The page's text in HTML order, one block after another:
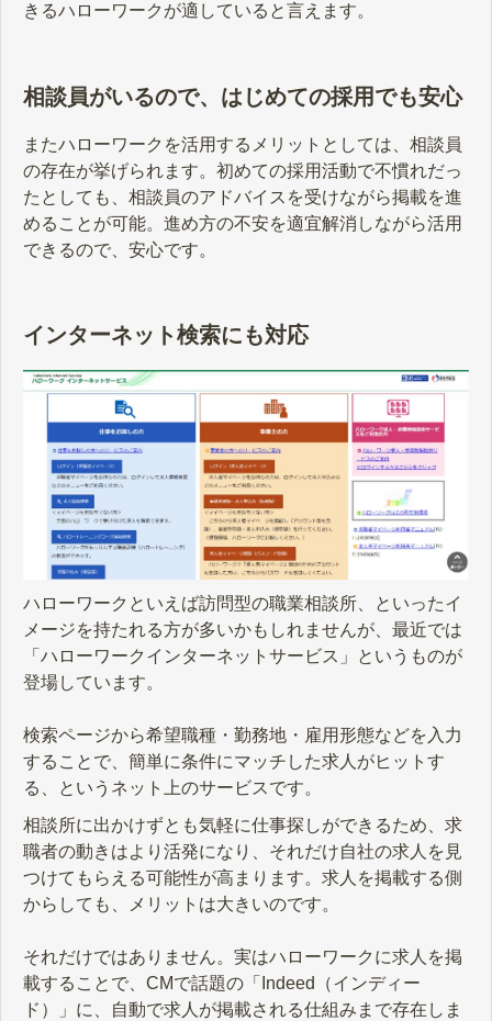
きるハローワークが適していると言えます。
相談員がいるので、はじめての採用でも安心
またハローワークを活用するメリットとしては、相談員
の存在が挙げられます。初めての採用活動で不慣れだっ
たとしても、相談員のアドバイスを受けながら掲載を進
めることが可能。進め方の不安を適宜解消しながら活用
できるので、安心です。
インターネット検索にも対応
ハローワークといえば訪問型の職業相談所、といったイ
メージを持たれる方が多いかもしれませんが、最近では
「ハローワークインターネットサービス」というものが
登場しています。
検索ページから希望職種・勤務地・雇用形態などを入力
することで、簡単に条件にマッチした求人がヒットす
る、というネット上のサービスです。
相談所に出かけずとも気軽に仕事探しができるため、求
職者の動きはより活発になり、それだけ自社の求人を見
つけてもらえる可能性が高まります。求人を掲載する側
からしても、メリットは大きいのです。
それだけではありません。実はハローワークに求人を掲
載することで、CMで話題の「Indeed（インディー
ド）」に、自動で求人が掲載される仕組みまで存在しま